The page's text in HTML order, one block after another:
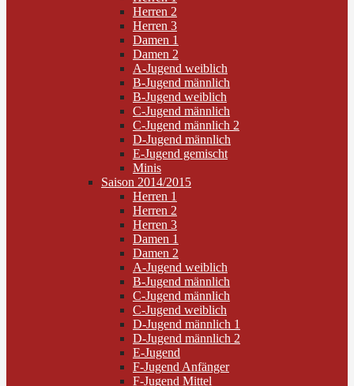
Herren 2
Herren 3
Damen 1
Damen 2
A-Jugend weiblich
B-Jugend männlich
B-Jugend weiblich
C-Jugend männlich
C-Jugend männlich 2
D-Jugend männlich
E-Jugend gemischt
Minis
Saison 2014/2015
Herren 1
Herren 2
Herren 3
Damen 1
Damen 2
A-Jugend weiblich
B-Jugend männlich
C-Jugend männlich
C-Jugend weiblich
D-Jugend männlich 1
D-Jugend männlich 2
E-Jugend
F-Jugend Anfänger
F-Jugend Mittel